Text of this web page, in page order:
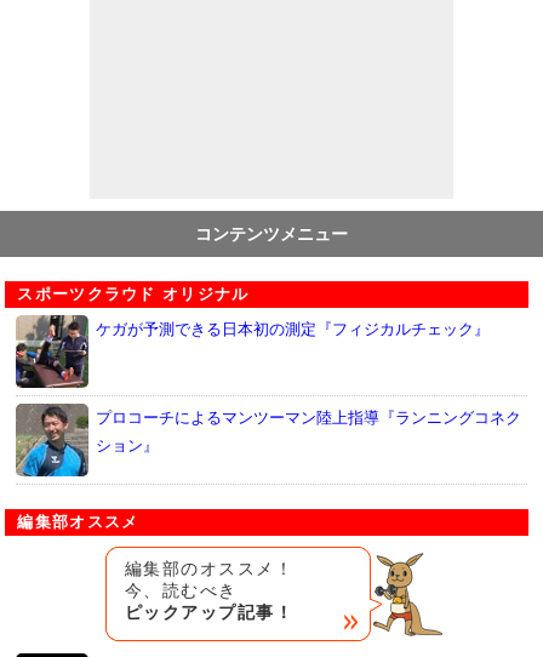
コンテンツメニュー
スポーツクラウド オリジナル
ケガが予測できる日本初の測定『フィジカルチェック』
プロコーチによるマンツーマン陸上指導『ランニングコネク
ション』
編集部オススメ
編集部のオススメ！
今、読むべき
ピックアップ記事！